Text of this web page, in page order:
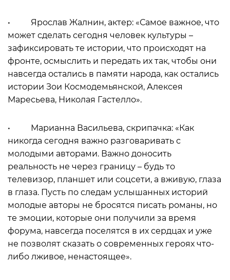
• Ярослав Жалнин, актер: «Самое важное, что
может сделать сегодня человек культуры –
зафиксировать те истории, что происходят на
фронте, осмыслить и передать их так, чтобы они
навсегда остались в памяти народа, как остались
истории Зои Космодемьянской, Алексея
Маресьева, Николая Гастелло».
• Марианна Васильева, скрипачка: «Как
никогда сегодня важно разговаривать с
молодыми авторами. Важно доносить
реальность не через границу – будь то
телевизор, планшет или соцсети, а вживую, глаза
в глаза. Пусть по следам услышанных историй
молодые авторы не бросятся писать романы, но
те эмоции, которые они получили за время
форума, навсегда поселятся в их сердцах и уже
не позволят сказать о современных героях что-
либо лживое, ненастоящее».